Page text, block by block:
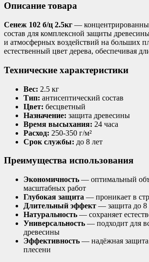
Описание товара
Сенеж 102 б/ц 2.5кг —
состав для комплексной защиты
и атмосферных воздействий на больших
естественный цвет дерева, обеспечивая
Технические характеристики
Вес: 2.5 кг
Тип: антисептический состав
Цвет: бесцветный
Назначение: защита древесины
Время высыхания: 24 часа
Расход: 250-350 г/м²
Срок службы: до 8 лет
Преимущества использования
Экономичность — оптимальный
масштабных работ
Глубокая защита — проникает в
Длительный эффект — защита до 8
Натуральность — сохраняет
Универсальность — подходит для
древесины
Эффективность — надёжная
плесени